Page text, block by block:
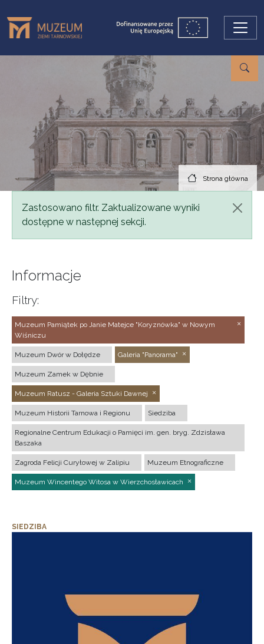
Strona główna
Komunikat
Zastosowano filtr. Zaktualizowane wyniki
dostępne w następnej sekcji.
Informacje
Filtry:
Muzeum Pamiątek po Janie Matejce "Koryznówka" w Nowym
Wiśniczu
Muzeum Dwór w Dołędze Galeria "Panorama"
Muzeum Zamek w Dębnie
Muzeum Ratusz - Galeria Sztuki Dawnej
Muzeum Historii Tarnowa i Regionu Siedziba
Regionalne Centrum Edukacji o Pamięci im. gen. bryg. Zdzisława
Baszaka
Zagroda Felicji Curyłowej w Zalipiu Muzeum Etnograficzne
Muzeum Wincentego Witosa w Wierzchosławicach
SIEDZIBA